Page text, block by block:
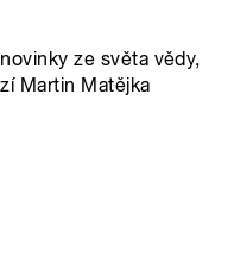
ze světa vědy,
Martin Matějka